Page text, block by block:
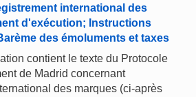
international des
d'exécution; Instructions
des émoluments et taxes
contient le texte du Protocole
de Madrid concernant
des marques (ci-après